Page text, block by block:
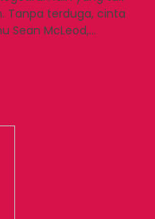
Tanpa terduga, cinta
Sean McLeod,…